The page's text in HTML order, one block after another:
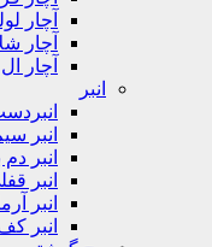
آچار
آچار
آچار ال
انبر
انبر
انبر
انبر
انبر
انبر